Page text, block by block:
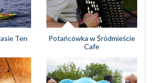
Ten
Potańcówka w Śródmieście
Cafe